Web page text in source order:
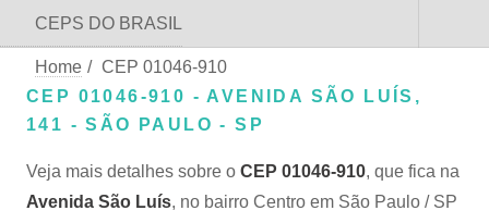
CEPS DO BRASIL
Home / CEP 01046-910
CEP 01046-910 - AVENIDA SÃO LUÍS,
141 - SÃO PAULO - SP
Veja mais detalhes sobre o CEP 01046-910, que fica na
Avenida São Luís, no bairro Centro em São Paulo / SP